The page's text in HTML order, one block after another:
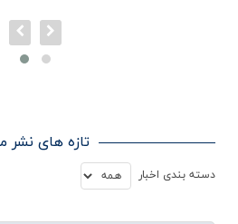
تازه های نشر
دسته بندي اخبار